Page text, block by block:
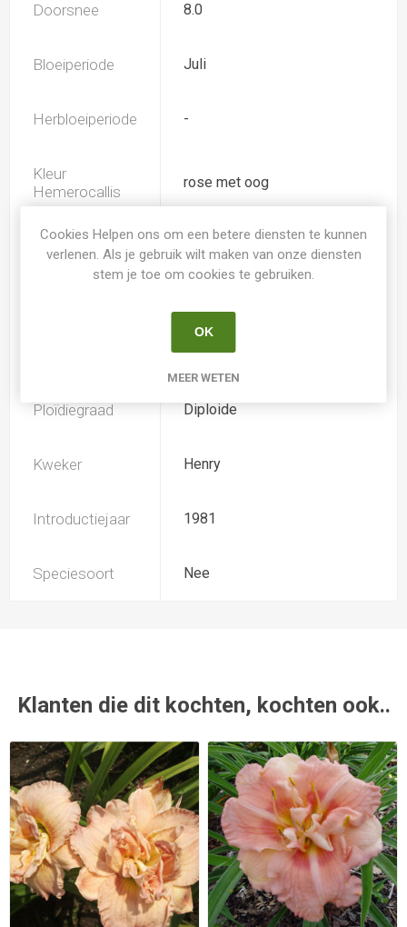
Doorsnee 8.0
Bloeiperiode Juli
Herbloeiperiode -
Kleur
Hemerocallis
rose met oog
Spider Nee
Hemerocallis
Ploïdiegraad Diploide
Kweker Henry
Introductiejaar 1981
Speciesoort Nee
Klanten die dit kochten, kochten ook..
Cookies Helpen ons om een betere diensten te kunnen
verlenen. Als je gebruik wilt maken van onze diensten
stem je toe om cookies te gebruiken.
OK
MEER WETEN